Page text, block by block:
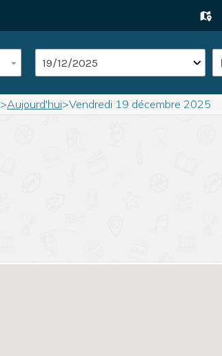
>Aujourd'hui>Vendredi 19 décembre 2025